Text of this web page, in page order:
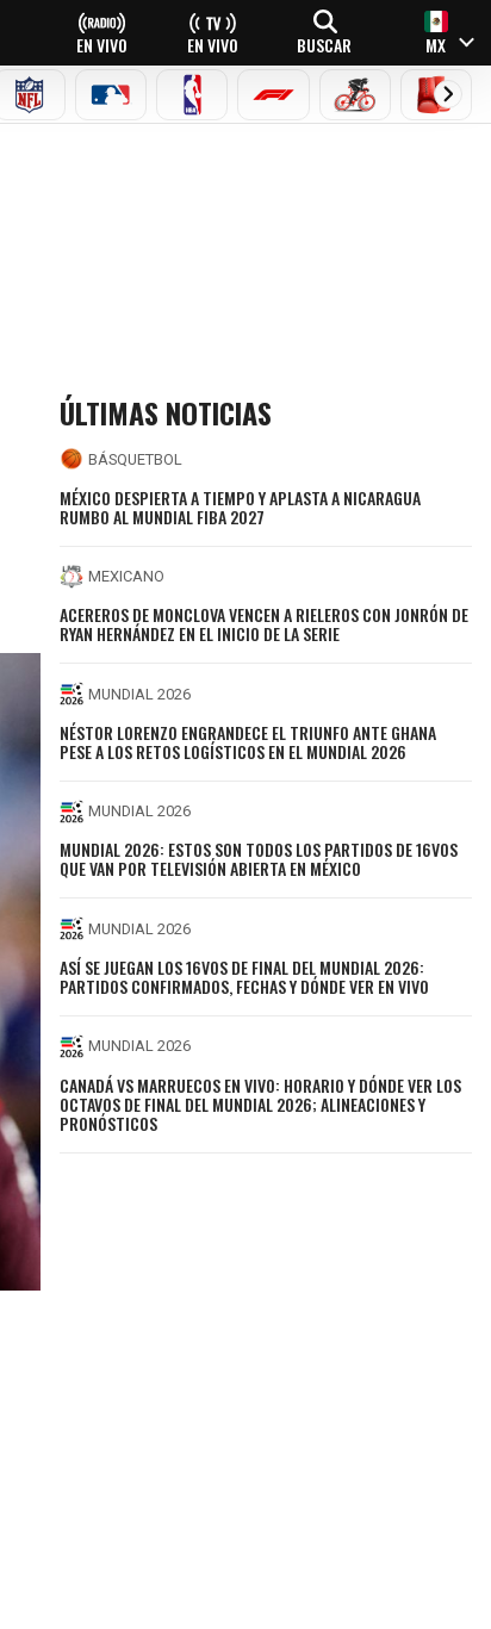
EN VIVO EN VIVO BUSCAR MX
NFL MLB NBA FÓRMULA 1CICLISMOBOXEO
ÚLTIMAS NOTICIAS
BÁSQUETBOL
MÉXICO DESPIERTA A TIEMPO Y APLASTA A NICARAGUA
RUMBO AL MUNDIAL FIBA 2027
MEXICANO
ACEREROS DE MONCLOVA VENCEN A RIELEROS CON JONRÓN DE
RYAN HERNÁNDEZ EN EL INICIO DE LA SERIE
MUNDIAL 2026
NÉSTOR LORENZO ENGRANDECE EL TRIUNFO ANTE GHANA
PESE A LOS RETOS LOGÍSTICOS EN EL MUNDIAL 2026
MUNDIAL 2026
MUNDIAL 2026: ESTOS SON TODOS LOS PARTIDOS DE 16VOS
QUE VAN POR TELEVISIÓN ABIERTA EN MÉXICO
MUNDIAL 2026
ASÍ SE JUEGAN LOS 16VOS DE FINAL DEL MUNDIAL 2026:
PARTIDOS CONFIRMADOS, FECHAS Y DÓNDE VER EN VIVO
MUNDIAL 2026
CANADÁ VS MARRUECOS EN VIVO: HORARIO Y DÓNDE VER LOS
OCTAVOS DE FINAL DEL MUNDIAL 2026; ALINEACIONES Y
PRONÓSTICOS